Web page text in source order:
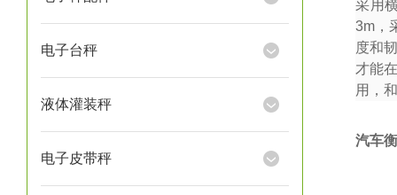
电子台秤
液体灌装秤
电子皮带秤
采用
3m ，
度和
才能
用，
汽车